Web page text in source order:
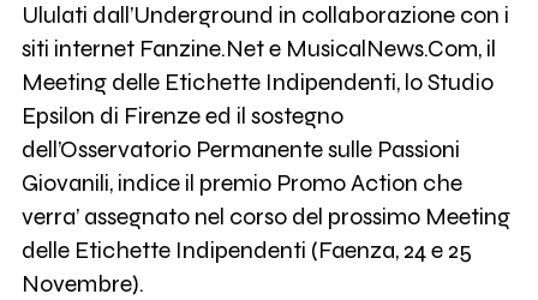
Ululati dall’Underground in collaborazione con i
siti internet Fanzine.Net e MusicalNews.Com, il
Meeting delle Etichette Indipendenti, lo Studio
Epsilon di Firenze ed il sostegno
dell’Osservatorio Permanente sulle Passioni
Giovanili, indice il premio Promo Action che
verra’ assegnato nel corso del prossimo Meeting
delle Etichette Indipendenti (Faenza, 24 e 25
Novembre).